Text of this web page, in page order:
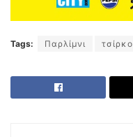
Tags: Παρλίμνι τσίρκο